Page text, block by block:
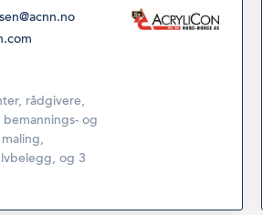
rådgivere,
og
maling,
, og 3